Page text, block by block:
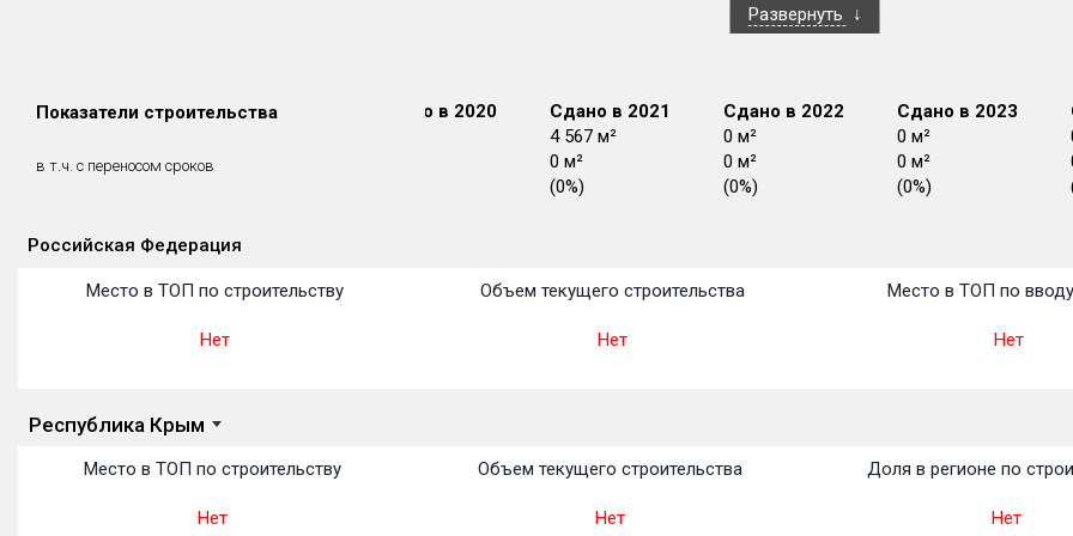
Развернуть
Показатели строительства
в т.ч. с переносом сроков
Сдано в 2018
0 м²
Сдано в 2019
0 м²
Сдано в 2020
Сдано в 2021
4 567 м²
0 м²
(0%)
Сдано в 2022
0 м²
0 м²
(0%)
Сдано в 2023
0 м²
0 м²
(0%)
Российская Федерация
Место в ТОП по строительству
Нет
Объем текущего строительства
Нет
Место в ТОП по
Нет
Республика Крым
Место в ТОП по строительству
Нет
Объем текущего строительства
Нет
Доля в регионе по
Нет